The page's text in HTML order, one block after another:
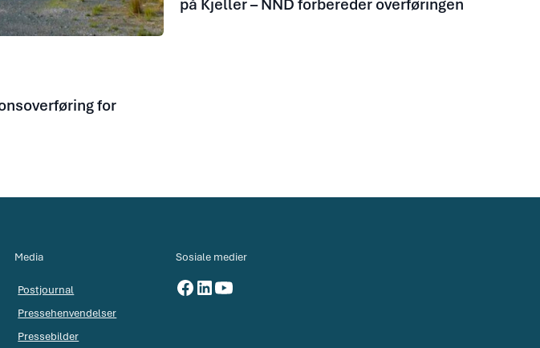
for
på Kjeller – NND forbereder overføringen
Media
Postjournal
Pressehenvendelser
Pressebilder
Sosiale medier